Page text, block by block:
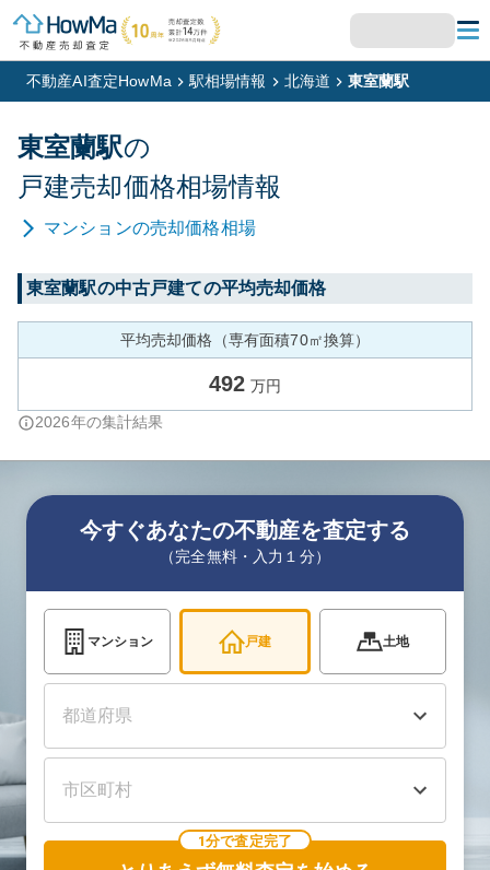
不動産AI査定HowMa 駅相場情報 北海道 東室蘭駅
東室蘭駅の
戸建売却価格相場情報
マンションの売却価格相場
東室蘭駅の中古戸建ての平均売却価格
平均売却価格（専有面積70㎡換算）
492 万円
2026年の集計結果
今すぐあなたの不動産を査定する
（完全無料・入力１分）
マンション 戸建 土地
1分で査定完了